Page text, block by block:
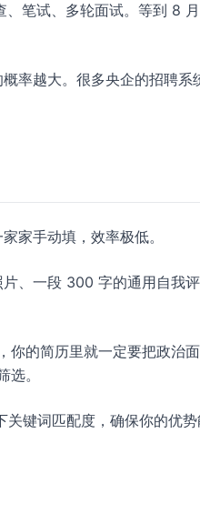
、笔试、多轮面试。等到 8
率越大。很多央企的招聘系
家手动填，效率极低。
、一段 300 字的通用自我
你的简历里就一定要把政治
。
关键词匹配度，确保你的优